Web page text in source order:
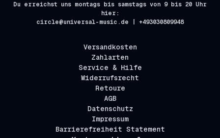
Du erreichst uns montags bis samstags von 9 bis 20 Uhr
hier:
circle@universal-music.de | +493030809948
Versandkosten
Zahlarten
Service & Hilfe
Widerrufsrecht
Retoure
AGB
Datenschutz
Impressum
Barrierefreiheit Statement